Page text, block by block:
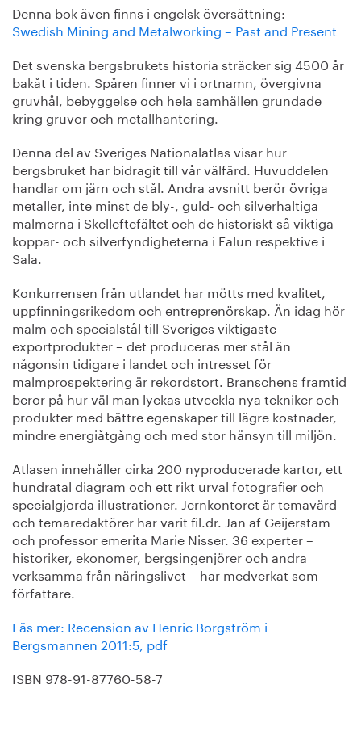
Denna bok även finns i engelsk översättning:
Swedish Mining and Metalworking – Past and Present
Det svenska bergsbrukets historia sträcker sig 4500 år
bakåt i tiden. Spåren finner vi i ortnamn, övergivna
gruvhål, bebyggelse och hela samhällen grundade
kring gruvor och metallhantering.
Denna del av Sveriges Nationalatlas visar hur
bergsbruket har bidragit till vår välfärd. Huvuddelen
handlar om järn och stål. Andra avsnitt berör övriga
metaller, inte minst de bly-, guld- och silverhaltiga
malmerna i Skelleftefältet och de historiskt så viktiga
koppar- och silverfyndigheterna i Falun respektive i
Sala.
Konkurrensen från utlandet har mötts med kvalitet,
uppfinningsrikedom och entreprenörskap. Än idag hör
malm och specialstål till Sveriges viktigaste
exportprodukter – det produceras mer stål än
någonsin tidigare i landet och intresset för
malmprospektering är rekordstort. Branschens framtid
beror på hur väl man lyckas utveckla nya tekniker och
produkter med bättre egenskaper till lägre kostnader,
mindre energiåtgång och med stor hänsyn till miljön.
Atlasen innehåller cirka 200 nyproducerade kartor, ett
hundratal diagram och ett rikt urval fotografier och
specialgjorda illustrationer. Jernkontoret är temavärd
och temaredaktörer har varit fil.dr. Jan af Geijerstam
och professor emerita Marie Nisser. 36 experter –
historiker, ekonomer, bergsingenjörer och andra
verksamma från näringslivet – har medverkat som
författare.
Läs mer: Recension av Henric Borgström i
Bergsmannen 2011:5, pdf
ISBN 978-91-87760-58-7